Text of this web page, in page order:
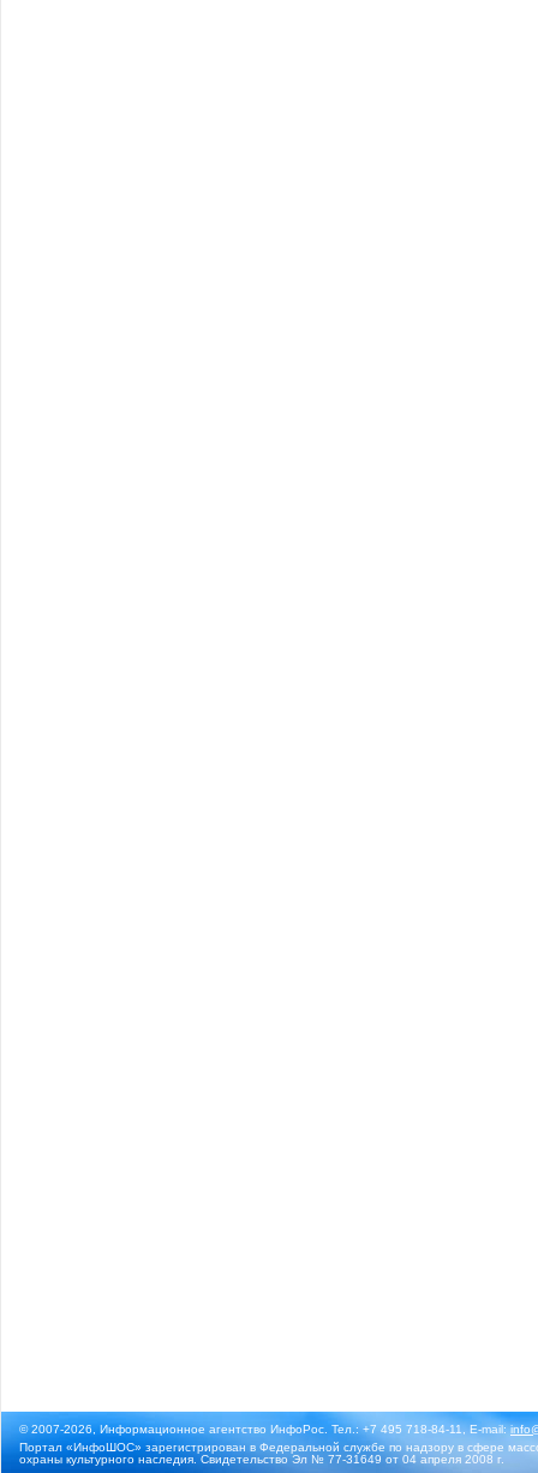
© 2007-2026, Информационное агентство ИнфоРос. Тел.: +7 495 718-84-11, E-mail:
Портал «ИнфоШОС» зарегистрирован в Федеральной службе по надзору в сфере
охраны культурного наследия. Свидетельство Эл № 77-31649 от 04 апреля 2008 г.